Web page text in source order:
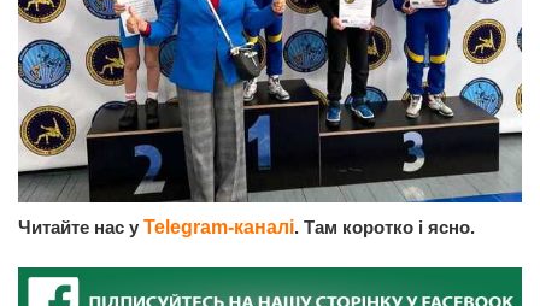
Читайте нас у Telegram-каналі. Там коротко і ясно.